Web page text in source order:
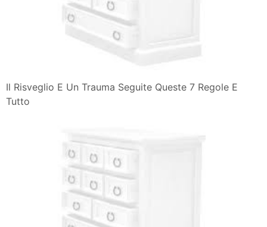
Il Risveglio E Un Trauma Seguite Queste 7 Regole E
Tutto